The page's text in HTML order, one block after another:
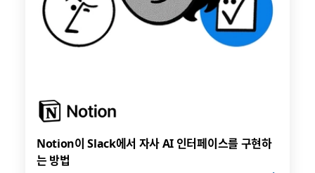
Notion이 Slack에서 자사 AI 인터페이스를 구현하
는 방법